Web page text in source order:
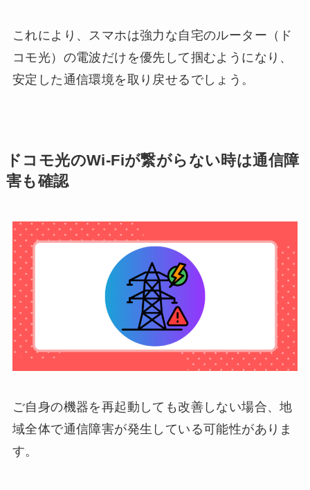
これにより、スマホは強力な自宅のルーター（ド
コモ光）の電波だけを優先して掴むようになり、
安定した通信環境を取り戻せるでしょう。
ドコモ光のWi-Fiが繋がらない時は通信障
害も確認
ご自身の機器を再起動しても改善しない場合、地
域全体で通信障害が発生している可能性がありま
す。